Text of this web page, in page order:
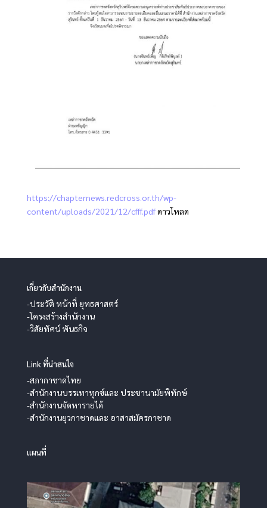
https://chapternews.redcross.or.th/wp-
content/uploads/2021/12/cfff.pdfดาวโหลด
เกี่ยวกับสำนักงาน
-ประวัติ หน้าที่ ยุทธศาสตร์
-โครงสร้างสำนักงาน
-วิสัยทัศน์ พันธกิจ
Link ที่น่าสนใจ
-สภากาชาดไทย
-สำนักงานบรรเทาทุกข์และ ประชานามัยพิทักษ์
-สำนักงานจัดหารายได้
-สำนักงานยุวกาชาดและ อาสาสมัครกาชาด
แผนที่